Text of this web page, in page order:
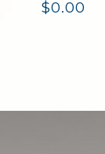
$0.00